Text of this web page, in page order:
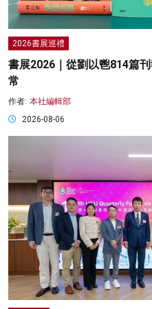
2026書展巡禮
書展2026｜從劉以鬯814篇
常
作者: 本社編輯部
2026-08-06